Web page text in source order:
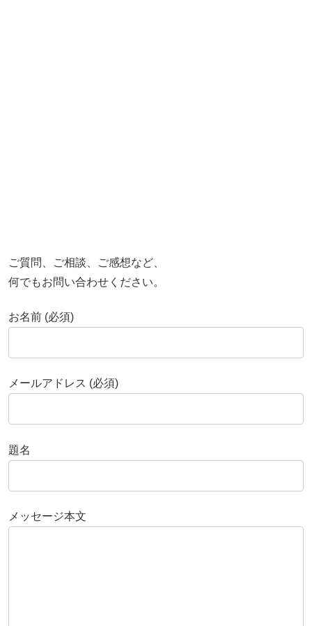
ご質問、ご相談、ご感想など、
何でもお問い合わせください。
お名前 (必須)
メールアドレス (必須)
題名
メッセージ本文